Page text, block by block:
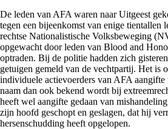
De leden van AFA waren naar Uitgeest
tegen een bijeenkomst van enige tientallen
rechtse Nationalistische Volksbeweging
opgewacht door leden van Blood and
optraden. Bij de politie hadden zich
getuigen gemeld van de vechtpartij. Het is
individuele actievoerders van AFA
naam dan ook bekend wordt bij
heeft wel aangifte gedaan van
zijn hoofd geschopt en geslagen, dat hij
hersenschudding heeft opgelopen.